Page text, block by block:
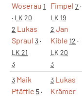
Woserau 1
· LK 20
2 Lukas
Spraul 3·
LK 21
3
Fimpel 7·
LK 19
2 Jan
Kible 12 ·
LK 20
3
3 Maik
Pfäffle 5·
3 Lukas
Krämer